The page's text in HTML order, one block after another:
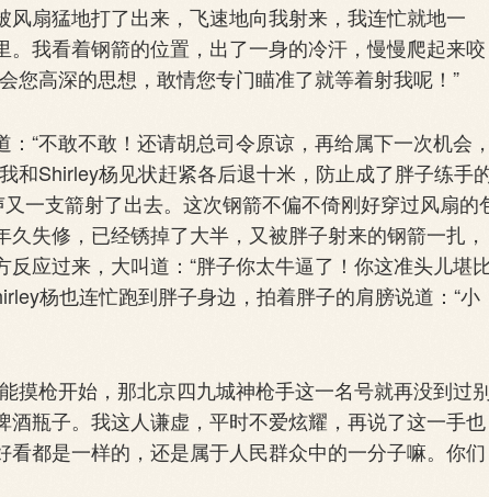
扇猛地打了出来，飞速地向我射来，我连忙就地一
我看着钢箭的位置，出了一身的冷汗，慢慢爬起来咬
您高深的思想，敢情您专门瞄准了就等着射我呢！”
“不敢不敢！还请胡总司令原谅，再给属下一次机会
和Shirley杨见状赶紧各后退十米，防止成了胖子练手
一支箭射了出去。这次钢箭不偏不倚刚好穿过风扇的
失修，已经锈掉了大半，又被胖子射来的钢箭一扎，
应过来，大叫道：“胖子你太牛逼了！你这准头儿堪
杨也连忙跑到胖子身边，拍着胖子的肩膀说道：“小
枪开始，那北京四九城神枪手这一名号就再没到过
瓶子。我这人谦虚，平时不爱炫耀，再说了这一手也
都是一样的，还是属于人民群众中的一分子嘛。你们